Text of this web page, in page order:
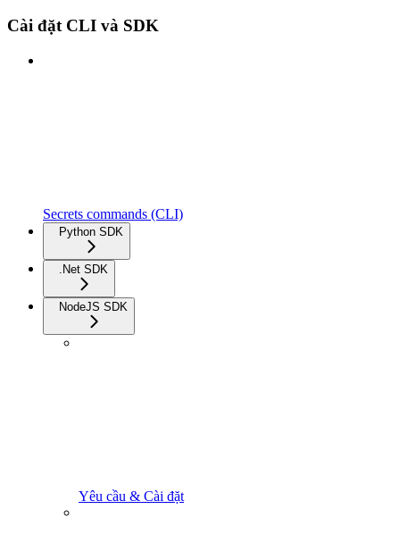
Cài đặt CLI và SDK
Secrets commands (CLI)
Python SDK
.Net SDK
NodeJS SDK
Yêu cầu & Cài đặt